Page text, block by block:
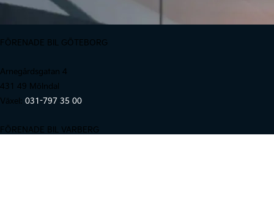
FÖRENADE BIL GÖTEBORG
Arnegårdsgatan 4
431 49 Mölndal
Växel: 031-797 35 00
FÖRENADE BIL VARBERG